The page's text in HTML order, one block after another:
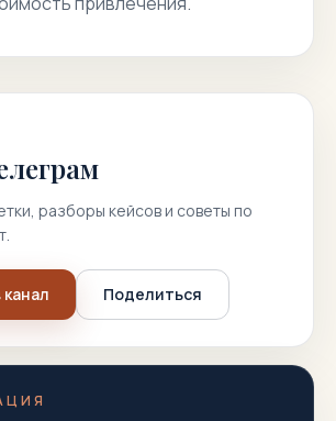
разборы кейсов и советы по
Поделиться